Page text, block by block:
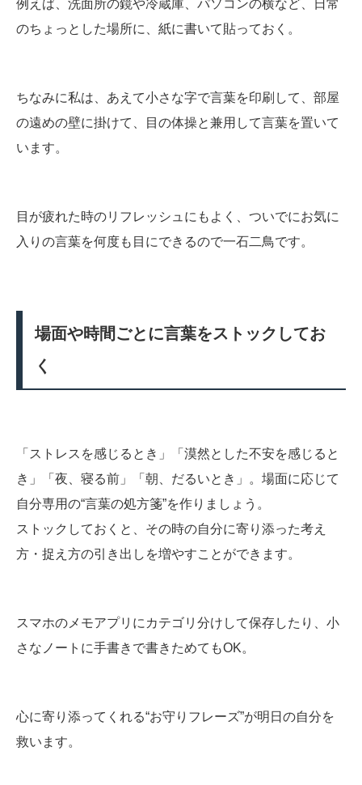
例えば、洗面所の鏡や冷蔵庫、パソコンの横など、日常
のちょっとした場所に、紙に書いて貼っておく。
ちなみに私は、あえて小さな字で言葉を印刷して、部屋
の遠めの壁に掛けて、目の体操と兼用して言葉を置いて
います。
目が疲れた時のリフレッシュにもよく、ついでにお気に
入りの言葉を何度も目にできるので一石二鳥です。
場面や時間ごとに言葉をストックしてお
く
「ストレスを感じるとき」「漠然とした不安を感じると
き」「夜、寝る前」「朝、だるいとき」。場面に応じて
自分専用の“言葉の処方箋”を作りましょう。
ストックしておくと、その時の自分に寄り添った考え
方・捉え方の引き出しを増やすことができます。
スマホのメモアプリにカテゴリ分けして保存したり、小
さなノートに手書きで書きためてもOK。
心に寄り添ってくれる“お守りフレーズ”が明日の自分を
救います。